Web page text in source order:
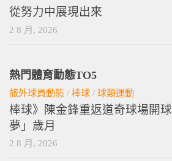
從努力中展現出來
2 8 月, 2026
熱門體育動態TO5
旅外球員動態 / 棒球 / 球類運動
棒球》陳金鋒重返道奇球場開
夢」歲月
2 8 月, 2026